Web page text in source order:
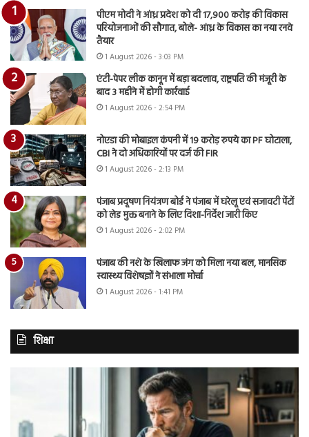
पीएम मोदी ने आंध्र प्रदेश को दी 17,900 करोड़ की विकास
परियोजनाओं की सौगात, बोले- आंध्र के विकास का नया रनवे
तैयार
1 August 2026 - 3:03 PM
एंटी-पेपर लीक कानून में बड़ा बदलाव, राष्ट्रपति की मंजूरी के
बाद 3 महीने में होगी कार्रवाई
1 August 2026 - 2:54 PM
नोएडा की मोबाइल कंपनी में 19 करोड़ रुपये का PF घोटाला,
CBI ने दो अधिकारियों पर दर्ज की FIR
1 August 2026 - 2:13 PM
पंजाब प्रदूषण नियंत्रण बोर्ड ने पंजाब में घरेलू एवं सजावटी पेंटों
को लेड मुक्त बनाने के लिए दिशा-निर्देश जारी किए
1 August 2026 - 2:02 PM
पंजाब की नशे के खिलाफ जंग को मिला नया बल, मानसिक
स्वास्थ्य विशेषज्ञों ने संभाला मोर्चा
1 August 2026 - 1:41 PM
शिक्षा